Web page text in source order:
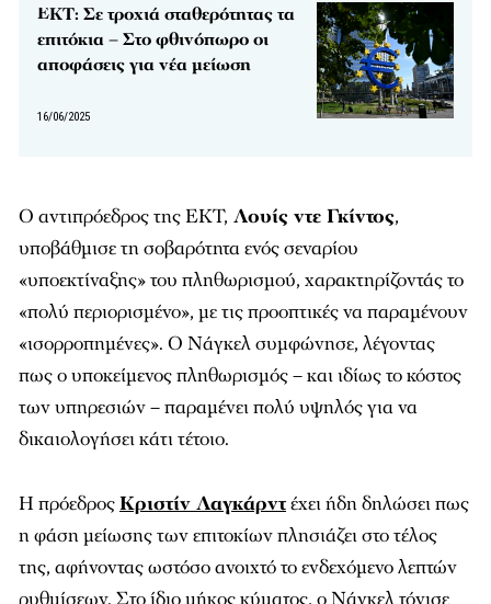
ΕΚΤ: Σε τροχιά σταθερότητας τα
επιτόκια – Στο φθινόπωρο οι
αποφάσεις για νέα μείωση
16/06/2025
Ο αντιπρόεδρος της ΕΚΤ, Λουίς ντε Γκίντος,
υποβάθμισε τη σοβαρότητα ενός σεναρίου
«υποεκτίναξης» του πληθωρισμού, χαρακτηρίζοντάς το
«πολύ περιορισμένο», με τις προοπτικές να παραμένουν
«ισορροπημένες». Ο Νάγκελ συμφώνησε, λέγοντας
πως ο υποκείμενος πληθωρισμός – και ιδίως το κόστος
των υπηρεσιών – παραμένει πολύ υψηλός για να
δικαιολογήσει κάτι τέτοιο.
Η πρόεδροςΚριστίν Λαγκάρντέχει ήδη δηλώσει πως
η φάση μείωσης των επιτοκίων πλησιάζει στο τέλος
της, αφήνοντας ωστόσο ανοιχτό το ενδεχόμενο λεπτών
ρυθμίσεων. Στο ίδιο μήκος κύματος, ο Νάγκελ τόνισε